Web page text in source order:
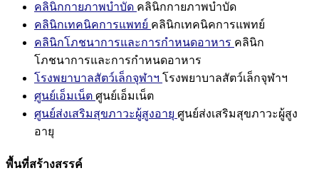
คลินิกกายภาพบำบัด คลินิกกายภาพบำบัด
คลินิกเทคนิคการแพทย์ คลินิกเทคนิคการแพทย์
คลินิกโภชนาการและการกำหนดอาหาร คลินิก
โภชนาการและการกำหนดอาหาร
โรงพยาบาลสัตว์เล็กจุฬาฯ โรงพยาบาลสัตว์เล็กจุฬาฯ
ศูนย์เอ็มเน็ต ศูนย์เอ็มเน็ต
ศูนย์ส่งเสริมสุขภาวะผู้สูงอายุ ศูนย์ส่งเสริมสุขภาวะผู้สูง
อายุ
พื้นที่สร้างสรรค์